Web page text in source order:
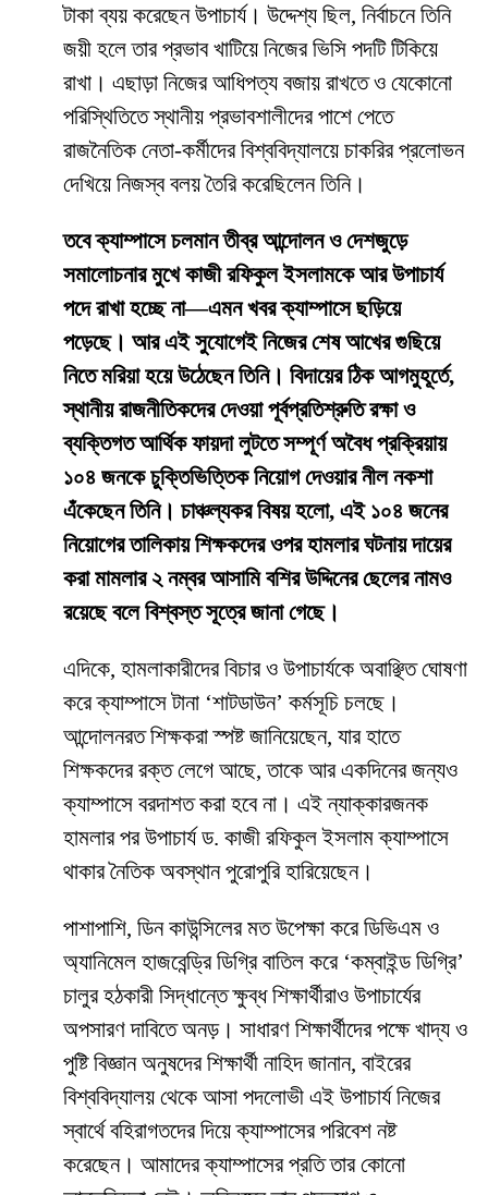
টাকা ব্যয় করেছেন উপাচার্য। উদ্দেশ্য ছিল, নির্বাচনে তিনি
জয়ী হলে তার প্রভাব খাটিয়ে নিজের ভিসি পদটি টিকিয়ে
রাখা। এছাড়া নিজের আধিপত্য বজায় রাখতে ও যেকোনো
পরিস্থিতিতে স্থানীয় প্রভাবশালীদের পাশে পেতে
রাজনৈতিক নেতা-কর্মীদের বিশ্ববিদ্যালয়ে চাকরির প্রলোভন
দেখিয়ে নিজস্ব বলয় তৈরি করেছিলেন তিনি।
তবে ক্যাম্পাসে চলমান তীব্র আন্দোলন ও দেশজুড়ে
সমালোচনার মুখে কাজী রফিকুল ইসলামকে আর উপাচার্য
পদে রাখা হচ্ছে না—এমন খবর ক্যাম্পাসে ছড়িয়ে
পড়েছে। আর এই সুযোগেই নিজের শেষ আখের গুছিয়ে
নিতে মরিয়া হয়ে উঠেছেন তিনি। বিদায়ের ঠিক আগমুহূর্তে,
স্থানীয় রাজনীতিকদের দেওয়া পূর্বপ্রতিশ্রুতি রক্ষা ও
ব্যক্তিগত আর্থিক ফায়দা লুটতে সম্পূর্ণ অবৈধ প্রক্রিয়ায়
১০৪ জনকে চুক্তিভিত্তিক নিয়োগ দেওয়ার নীল নকশা
এঁকেছেন তিনি। চাঞ্চল্যকর বিষয় হলো, এই ১০৪ জনের
নিয়োগের তালিকায় শিক্ষকদের ওপর হামলার ঘটনায় দায়ের
করা মামলার ২ নম্বর আসামি বশির উদ্দিনের ছেলের নামও
রয়েছে বলে বিশ্বস্ত সূত্রে জানা গেছে।
​এদিকে, হামলাকারীদের বিচার ও উপাচার্যকে অবাঞ্ছিত ঘোষণা
করে ক্যাম্পাসে টানা ‘শাটডাউন’ কর্মসূচি চলছে।
আন্দোলনরত শিক্ষকরা স্পষ্ট জানিয়েছেন, যার হাতে
শিক্ষকদের রক্ত লেগে আছে, তাকে আর একদিনের জন্যও
ক্যাম্পাসে বরদাশত করা হবে না। এই ন্যাক্কারজনক
হামলার পর উপাচার্য ড. কাজী রফিকুল ইসলাম ক্যাম্পাসে
থাকার নৈতিক অবস্থান পুরোপুরি হারিয়েছেন।
​পাশাপাশি, ডিন কাউন্সিলের মত উপেক্ষা করে ডিভিএম ও
অ্যানিমেল হাজবেন্ড্রি ডিগ্রি বাতিল করে ‘কম্বাইন্ড ডিগ্রি’
চালুর হঠকারী সিদ্ধান্তে ক্ষুব্ধ শিক্ষার্থীরাও উপাচার্যের
অপসারণ দাবিতে অনড়। সাধারণ শিক্ষার্থীদের পক্ষে খাদ্য ও
পুষ্টি বিজ্ঞান অনুষদের শিক্ষার্থী নাহিদ জানান, বাইরের
বিশ্ববিদ্যালয় থেকে আসা পদলোভী এই উপাচার্য নিজের
স্বার্থে বহিরাগতদের দিয়ে ক্যাম্পাসের পরিবেশ নষ্ট
করেছেন। আমাদের ক্যাম্পাসের প্রতি তার কোনো